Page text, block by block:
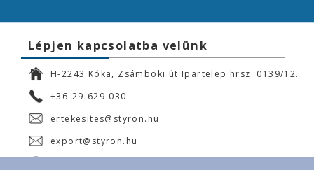
Lépjen kapcsolatba velünk
H-2243 Kóka, Zsámboki út Ipartelep hrsz. 0139/12.
+36-29-629-030
ertekesites@styron.hu
export@styron.hu